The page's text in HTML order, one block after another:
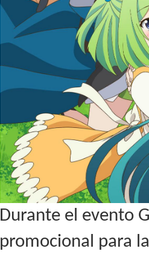
Durante el evento
promocional para